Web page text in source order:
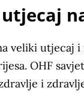
veliki utjecaj i
OHF
i